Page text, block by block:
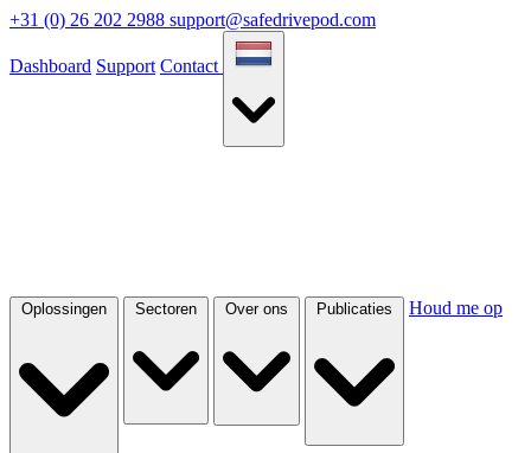
+31 (0) 26 202 2988 support@safedrivepod.com
Dashboard Support Contact
Oplossingen Sectoren Over ons Publicaties Houd me op